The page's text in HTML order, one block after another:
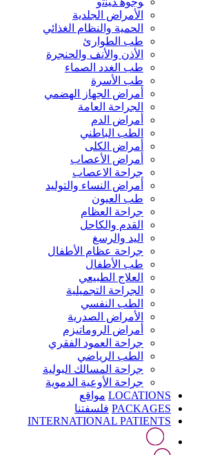
الأمراض الجلدية
الحمية والنظام الغذائي
طب الطوارئ
الأذن والأنف والحنجرة
طب الغدد الصماء
طب الأسرة
أمراض الجهاز الهضمي
الجراحة العامة
أمراض الدم
الطب الباطني
أمراض الكلى
أمراض الأعصاب
جراحة الاعصاب
أمراض النساء والتوليد
طب العيون
جراحة العظام
القدم والكاحل
اليد والرسغ
جراحة عظام الأطفال
طب الأطفال
العلاج الطبيعي
الجراحة التجميلية
الطب النفسي
الأمراض الصدرية
أمراض الروماتيزم
جراحة العمود الفقري
الطب الرياضي
جراحة المسالك البولية
جراحة الأوعية الدموية
LOCATIONS مواقع
PACKAGES فلسفتنا
INTERNATIONAL PATIENTS